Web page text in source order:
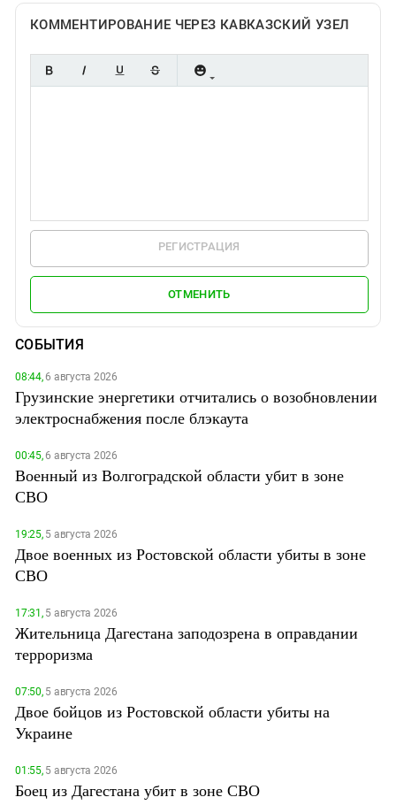
КОММЕНТИРОВАНИЕ ЧЕРЕЗ КАВКАЗСКИЙ УЗЕЛ
РЕГИСТРАЦИЯ
ОТМЕНИТЬ
СОБЫТИЯ
08:44,6 августа 2026
Грузинские энергетики отчитались о возобновлении
электроснабжения после блэкаута
00:45,6 августа 2026
Военный из Волгоградской области убит в зоне
СВО
19:25,5 августа 2026
Двое военных из Ростовской области убиты в зоне
СВО
17:31,5 августа 2026
Жительница Дагестана заподозрена в оправдании
терроризма
07:50,5 августа 2026
Двое бойцов из Ростовской области убиты на
Украине
01:55,5 августа 2026
Боец из Дагестана убит в зоне СВО